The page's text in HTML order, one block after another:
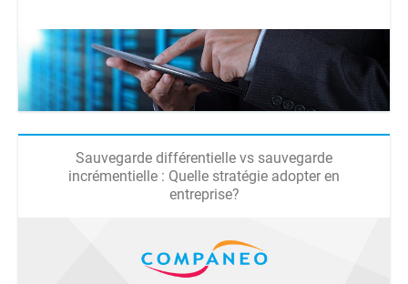
Sauvegarde différentielle vs sauvegarde
incrémentielle : Quelle stratégie adopter en
entreprise?